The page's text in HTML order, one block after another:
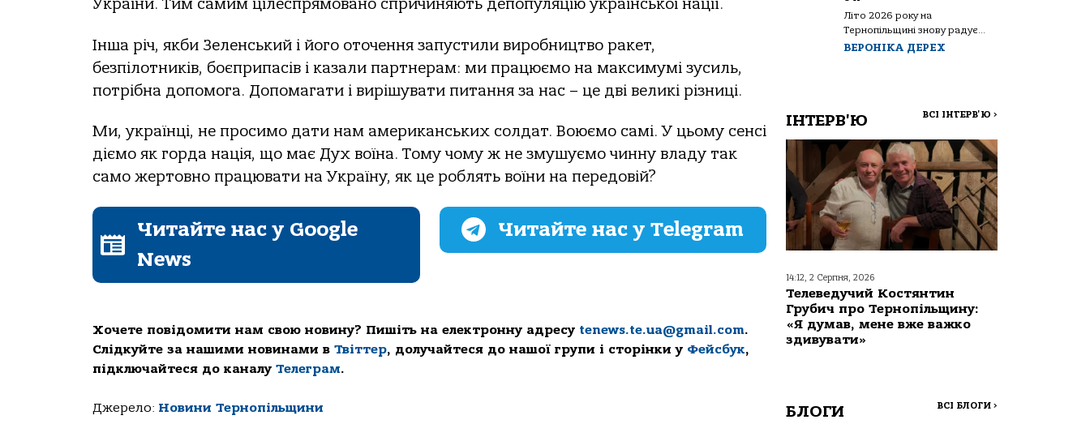
України. Тим самим цілеспрямовано спричиняють депопуляцію української нації.
Інша річ, якби Зеленський і його оточення запустили виробництво ракет,
безпілотників, боєприпасів і казали партнерам: ми працюємо на максимумі зусиль,
потрібна допомога. Допомагати і вирішувати питання за нас – це дві великі різниці.
Ми, українці, не просимо дати нам американських солдат. Воюємо самі. У цьому сенсі
діємо як горда нація, що має Дух воїна. Тому чому ж не змушуємо чинну владу так
само жертовно працювати на Україну, як це роблять воїни на передовій?
Читайте нас у Google
News
Читайте нас у Telegram
Хочете повідомити нам свою новину? Пишіть на електронну адресу tenews.te.ua@gmail.com.
Слідкуйте за нашими новинами в Твіттер, долучайтеся до нашої групи і сторінки у Фейсбук,
підключайтеся до каналу Телеграм.
Джерело: Новини Тернопільщини
Літо 2026 року на
Тернопільщині знову радує...
ВЕРОНІКА ДЕРЕХ
ІНТЕРВ'Ю ВСІ ІНТЕРВ'Ю >
14:12, 2 Серпня, 2026
Телеведучий Костянтин
Грубич про Тернопільщину:
«Я думав, мене вже важко
здивувати»
БЛОГИ ВСІ БЛОГИ >